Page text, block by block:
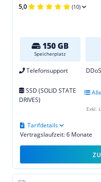
5,0 (10)
150 GB
Speicherplatz
Telefonsupport
SSD (SOLID STATE
DRIVES)
Vertragslaufzeit: 6 Monate
Tarifdetails
Exkl.